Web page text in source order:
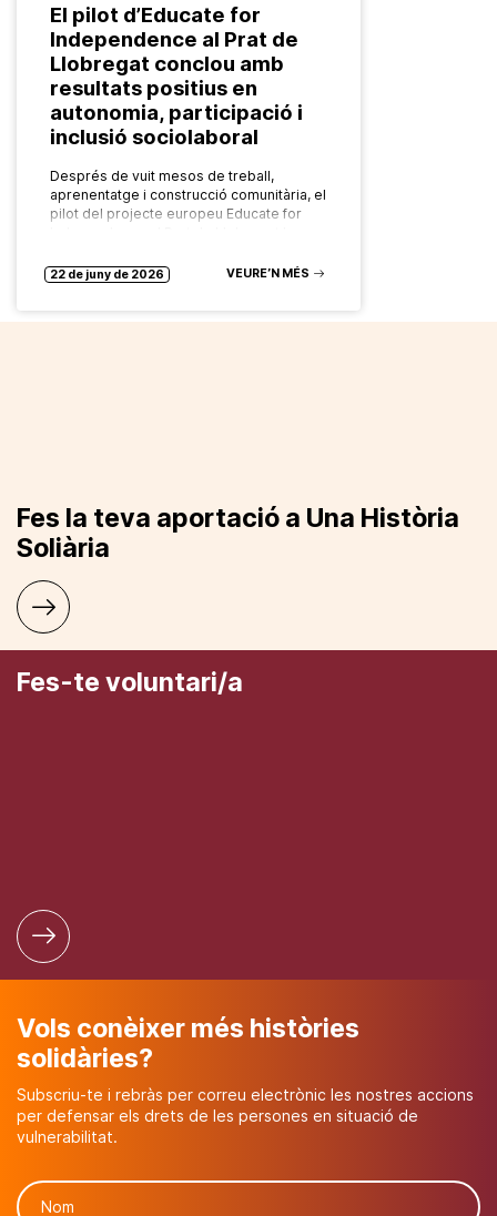
El pilot d’Educate for
Independence al Prat de
Llobregat conclou amb
resultats positius en
autonomia, participació i
inclusió sociolaboral
Després de vuit mesos de treball,
aprenentatge i construcció comunitària, el
pilot del projecte europeu Educate for
22 de juny de 2026 VEURE’N MÉS
Fes la teva aportació a Una Història
Soliària
Fes-te voluntari/a
Vols conèixer més històries
solidàries?
Subscriu-te i rebràs per correu electrònic les nostres accions
per defensar els drets de les persones en situació de
vulnerabilitat.